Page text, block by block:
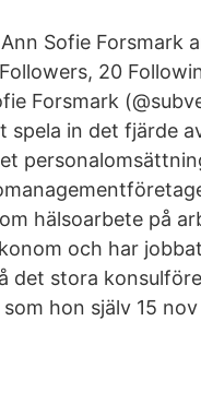
Sofie Forsmark
20
Forsmark
in det fjärde
hälsoarbete på
och har
det stora
hon själv 15